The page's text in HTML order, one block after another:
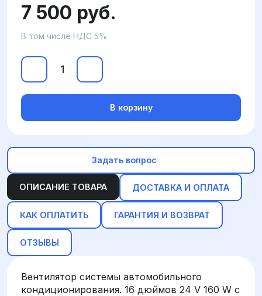
ОПИСАНИЕ ТОВАРА ДОСТАВКА И ОПЛАТА
КАК ОПЛАТИТЬ ГАРАНТИЯ И ВОЗВРАТ
ОТЗЫВЫ
Вентилятор системы автомобильного
кондиционирования. 16 дюймов 24 V 160 W с
7 500 руб.
В том числе НДС 5%
В корзину
Задать вопрос